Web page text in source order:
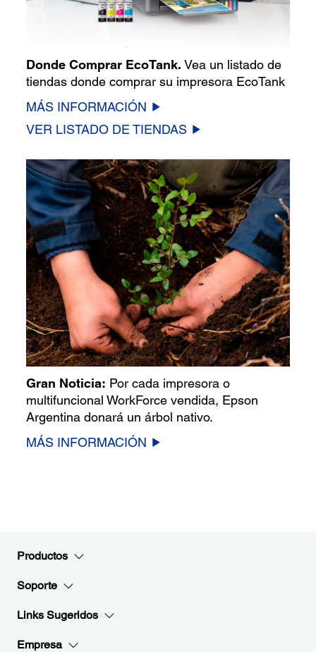
Donde Comprar EcoTank. Vea un listado de
tiendas donde comprar su impresora EcoTank
MÁS INFORMACIÓN
VER LISTADO DE TIENDAS
Gran Noticia: Por cada impresora o
multifuncional WorkForce vendida, Epson
Argentina donará un árbol nativo.
MÁS INFORMACIÓN
Productos
Soporte
Links Sugeridos
Empresa